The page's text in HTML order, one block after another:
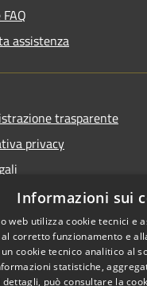
assistenza
trasparente
privacy
di accessibilità
Informazioni sui
web utilizza cookie tecnici e
corretto funzionamento e
un cookie tecnico analitico al
statistiche,
può consultare la